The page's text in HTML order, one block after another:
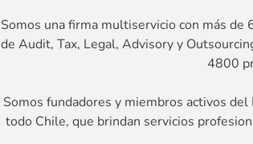
Somos una firma multiservicio con más de
de Audit, Tax, Legal, Advisory y
4800
Somos fundadores y miembros activos
todo Chile, que brindan servicios